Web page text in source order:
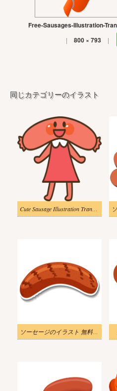
Free-Sausages-Illustration-
| 800 × 793 |
同じカテゴリーのイラスト
Cute Sausage Illustration Transparent
ソーセージのイラスト 無料素材 2